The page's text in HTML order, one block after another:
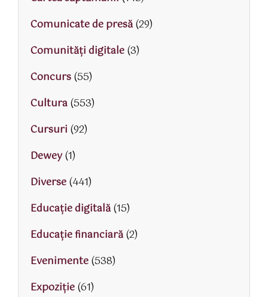
Comunicate de presă(29)
Comunități digitale(3)
Concurs(55)
Cultura(553)
Cursuri (92)
Dewey(1)
Diverse(441)
Educaţie digitală(15)
Educaţie financiară(2)
Evenimente(538)
Expoziție(61)